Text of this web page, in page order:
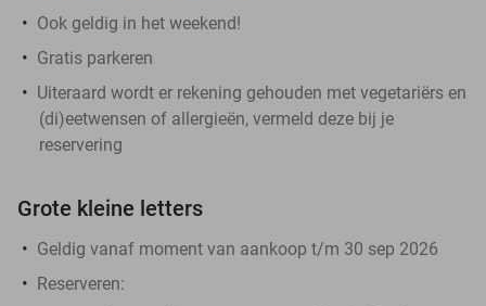
Ook geldig in het weekend!
Gratis parkeren
Uiteraard wordt er rekening gehouden met vegetariërs en
(di)eetwensen of allergieën, vermeld deze bij je
reservering
Grote kleine letters
Geldig vanaf moment van aankoop t/m 30 sep 2026
Reserveren: